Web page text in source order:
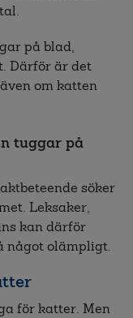
på blad,
Därför är det
om katten
tuggar på
söker
Leksaker,
kan därför
något olämpligt.
för katter. Men